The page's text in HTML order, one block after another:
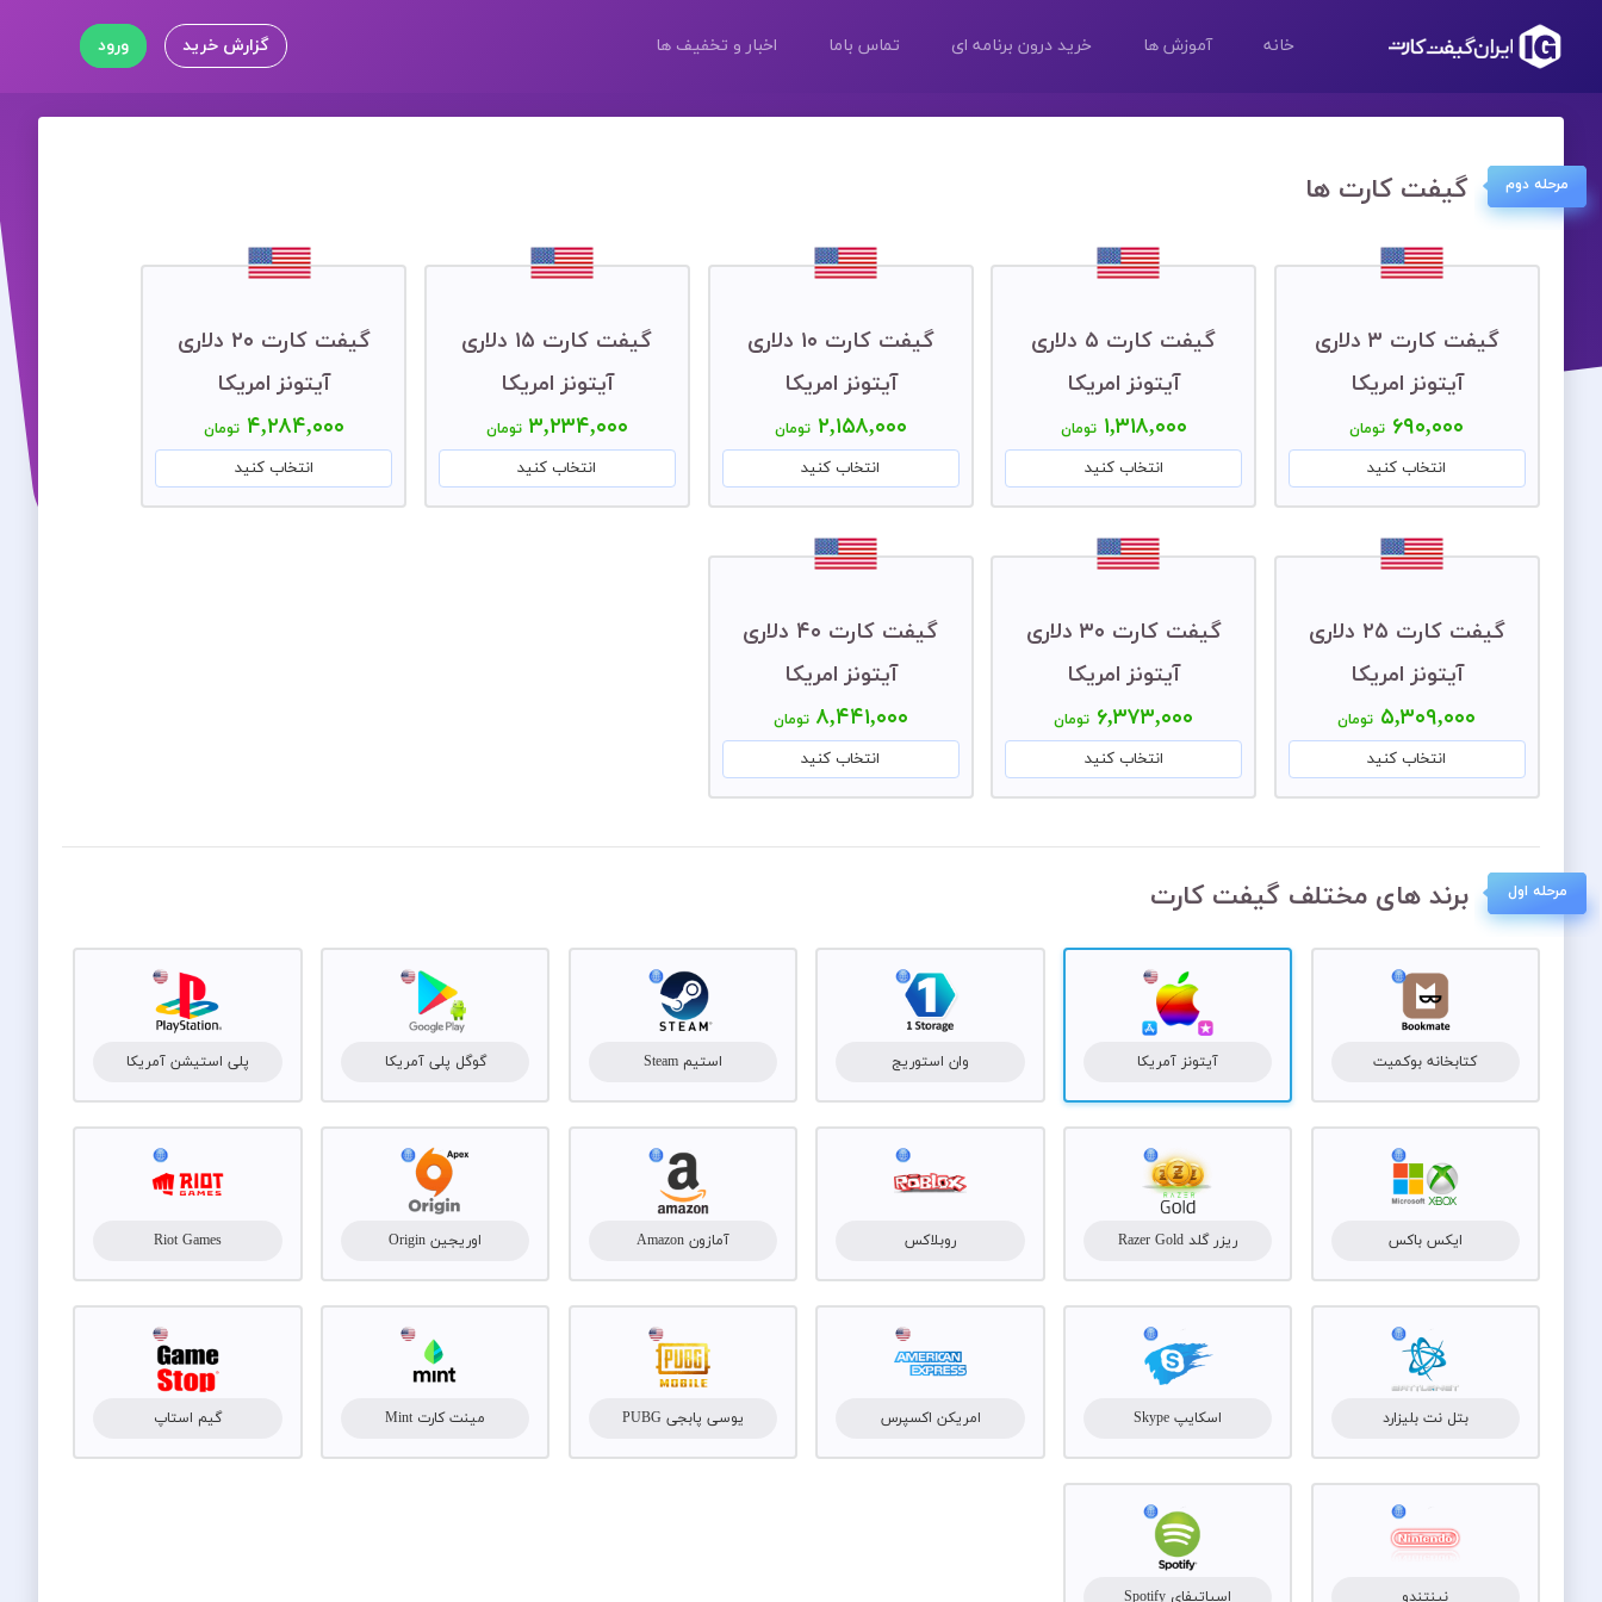
خانه آموزش ها خرید درون برنامه ای تماس باما اخبار و تخفیف ها ورود گزارش خرید
مرحله دوم گیفت کارت ها
گیفت کارت ۳ دلاری
آیتونز امریکا
۶۹۰,۰۰۰ تومان
انتخاب کنید
گیفت کارت ۵ دلاری
آیتونز امریکا
۱,۳۱۸,۰۰۰ تومان
انتخاب کنید
گیفت کارت ۱۰ دلاری
آیتونز امریکا
۲,۱۵۸,۰۰۰ تومان
انتخاب کنید
گیفت کارت ۱۵ دلاری
آیتونز امریکا
۳,۲۳۴,۰۰۰ تومان
انتخاب کنید
گیفت کارت ۲۰ دلاری
آیتونز امریکا
۴,۲۸۴,۰۰۰ تومان
انتخاب کنید
گیفت کارت ۲۵ دلاری
آیتونز امریکا
۵,۳۰۹,۰۰۰ تومان
انتخاب کنید
گیفت کارت ۳۰ دلاری
آیتونز امریکا
۶,۳۷۳,۰۰۰ تومان
انتخاب کنید
گیفت کارت ۴۰ دلاری
آیتونز امریکا
۸,۴۴۱,۰۰۰ تومان
انتخاب کنید
مرحله اول برند های مختلف گیفت کارت
کتابخانه بوکمیت آیتونز آمریکا وان استوریج استیم Steam گوگل پلی آمریکا پلی استیشن آمریکا
ایکس باکس ریزر گلد Razer Gold روبلاکس آمازون Amazon اوریجین Origin Riot Games
بتل نت بلیزارد اسکایپ Skype امریکن اکسپرس یوسی پابجی PUBG مینت کارت Mint گیم استاپ
نینتندو اسپاتیفای Spotify